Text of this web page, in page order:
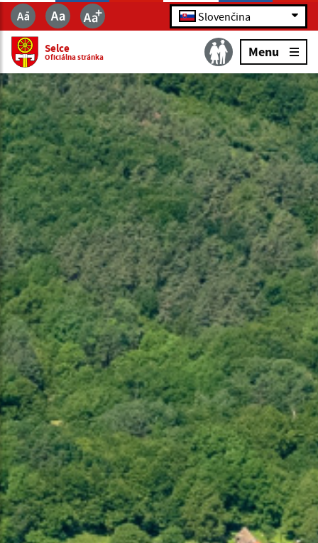
Slovenčina
Selce
Oficiálna stránka Menu